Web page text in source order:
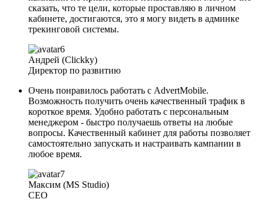
сказать, что те цели, которые проставляю в личном
кабинете, достигаются, это я могу видеть в админке
трекинговой системы.
Андрей (Clickky)
Директор по развитию
Очень понравилось работать с AdvertMobile.
Возможность получить очень качественный трафик в
короткое время. Удобно работать с персональным
менеджером - быстро получаешь ответы на любые
вопросы. Качественный кабинет для работы позволяет
самостоятельно запускать и настраивать кампании в
любое время.
Максим (MS Studio)
CEO